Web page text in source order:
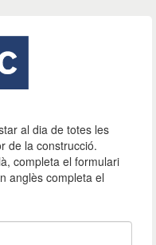
al dia de totes les
de la construcció.
completa el formulari
anglès completa el